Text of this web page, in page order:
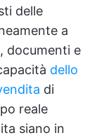
delle
a
documenti e
dello
di
reale
siano in